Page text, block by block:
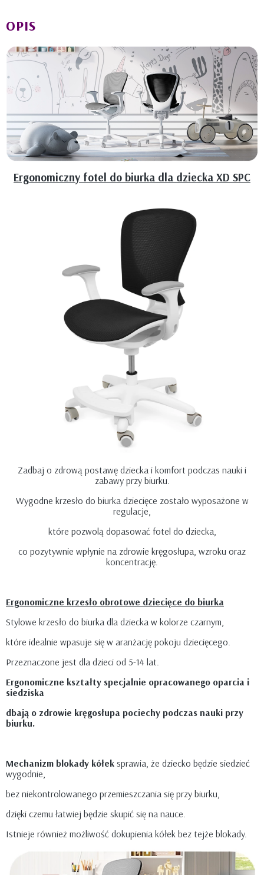
OPIS
Ergonomiczny fotel do biurka dla dziecka XD SPC
Zadbaj o zdrową postawę dziecka i komfort podczas nauki i
zabawy przy biurku.
Wygodne krzesło do biurka dziecięce zostało wyposażone w
regulacje,
które pozwolą dopasować fotel do dziecka,
co pozytywnie wpłynie na zdrowie kręgosłupa, wzroku oraz
koncentrację.
Ergonomiczne krzesło obrotowe dziecięce do biurka
Stylowe krzesło do biurka dla dziecka w kolorze czarnym,
które idealnie wpasuje się w aranżację pokoju dziecięcego.
Przeznaczone jest dla dzieci od 5-14 lat.
Ergonomiczne kształty specjalnie opracowanego oparcia i
siedziska
dbają o zdrowie kręgosłupa pociechy podczas nauki przy
biurku.
Mechanizm blokady kółek sprawia, że dziecko będzie siedzieć
wygodnie,
bez niekontrolowanego przemieszczania się przy biurku,
dzięki czemu łatwiej będzie skupić się na nauce.
Istnieje również możliwość dokupienia kółek bez tejże blokady.